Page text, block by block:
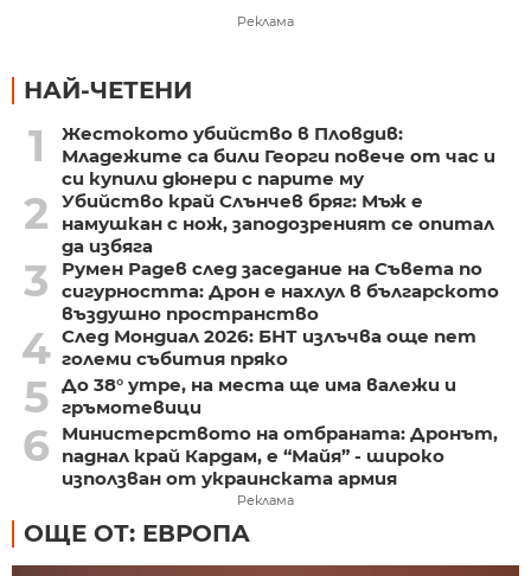
Реклама
НАЙ-ЧЕТЕНИ
1
Жестокото убийство в Пловдив:
Младежите са били Георги повече от час и
си купили дюнери с парите му
2
Убийство край Слънчев бряг: Мъж е
намушкан с нож, заподозреният се опитал
да избяга
3
Румен Радев след заседание на Съвета по
сигурността: Дрон е нахлул в българското
въздушно пространство
4 След Мондиал 2026: БНТ излъчва още пет
големи събития пряко
5 До 38° утре, на места ще има валежи и
гръмотевици
6
Министерството на отбраната: Дронът,
паднал край Кардам, е “Майя” - широко
използван от украинската армия
Реклама
ОЩЕ ОТ: ЕВРОПА